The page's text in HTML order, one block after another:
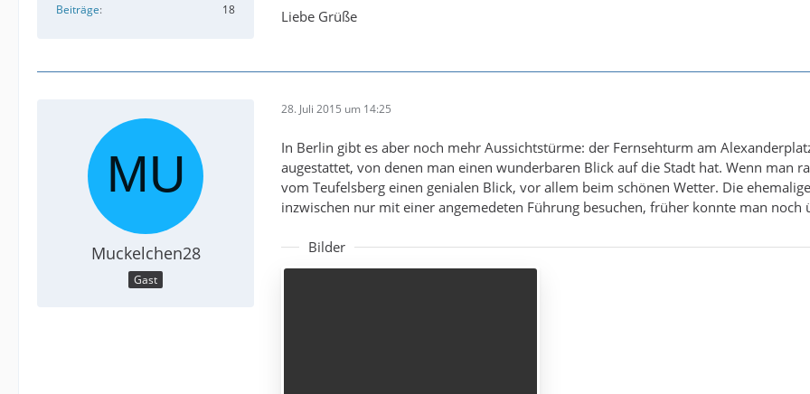
Beiträge
18
Liebe Grüße
Muckelchen28
Gast
28. Juli 2015 um 14:25
In Berlin gibt es aber noch mehr Aussichtstürme: der Fernsehturm am
augestattet, von denen man einen wunderbaren Blick auf die Stadt hat. Wenn man
vom Teufelsberg einen genialen Blick, vor allem beim schönen Wetter. Die
inzwischen nur mit einer angemedeten Führung besuchen, früher konnte man
Bilder